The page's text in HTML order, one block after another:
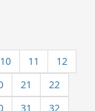
10 11
12
21
22
31
32